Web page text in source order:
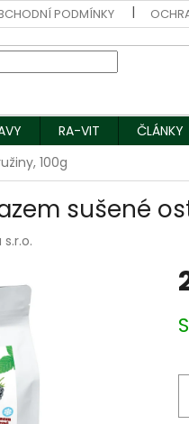
PODMÍNKY
RA-VIT ČLÁNKY
100g
sušené